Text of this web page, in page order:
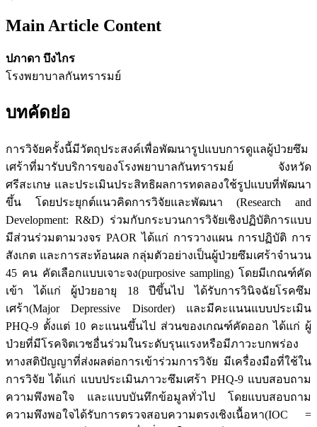
Main Article Content
ปภาดา บึงไกร
โรงพยาบาลกันทรารมย์
บทคัดย่อ
การวิจัยครั้งนี้มีวัตถุประสงค์เพื่อพัฒนารูปแบบการดูแลผู้ป่วยซึม
เศร้าที่มารับบริการของโรงพยาบาลกันทรารมย์ จังหวัด
ศรีสะเกษ และประเมินประสิทธิผลการทดลองใช้รูปแบบที่พัฒนา
ขึ้น โดยประยุกต์แนวคิดการวิจัยและพัฒนา (Research and
Development: R&D) ร่วมกับกระบวนการวิจัยเชิงปฏิบัติการแบบ
มีส่วนร่วมตามวงจร PAOR ได้แก่ การวางแผน การปฏิบัติ การ
สังเกต และการสะท้อนผล กลุ่มตัวอย่างเป็นผู้ป่วยซึมเศร้าจำนวน
45 คน คัดเลือกแบบเจาะจง(purposive sampling) โดยมีเกณฑ์คัด
เข้า ได้แก่ ผู้ป่วยอายุ 18 ปีขึ้นไป ได้รับการวินิจฉัยโรคซึม
เศร้า(Major Depressive Disorder) และมีคะแนนแบบประเมิน
PHQ-9 ตั้งแต่ 10 คะแนนขึ้นไป ส่วนของเกณฑ์คัดออก ได้แก่ ผู้
ป่วยที่มีโรคจิตเวชอื่นร่วมในระดับรุนแรงหรือมีภาวะบกพร่อง
ทางสติปัญญาที่ส่งผลต่อการเข้าร่วมการวิจัย มีเครื่องมือที่ใช้ใน
การวิจัย ได้แก่ แบบประเมินภาวะซึมเศร้า PHQ-9 แบบสอบถาม
ความพึงพอใจ และแบบบันทึกข้อมูลทั่วไป โดยแบบสอบถาม
ความพึงพอใจได้รับการตรวจสอบความตรงเชิงเนื้อหา(IOC =